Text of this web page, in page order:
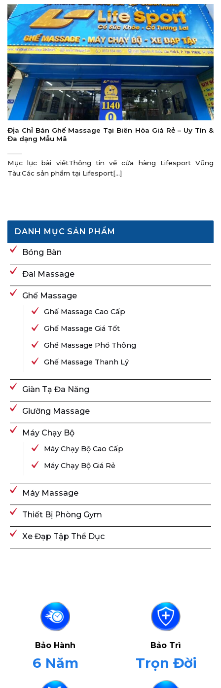
Địa Chỉ Bán Ghế Massage Tại Biên Hòa Giá Rẻ – Uy Tín &
Đa dạng Mẫu Mã
Mục lục bài viếtThông tin về cửa hàng Lifesport Vũng
Tàu:Các sản phẩm tại Lifesport[...]
DANH MỤC SẢN PHẨM
Bóng Bàn
Đai Massage
Ghế Massage
Ghế Massage Cao Cấp
Ghế Massage Giá Tốt
Ghế Massage Phổ Thông
Ghế Massage Thanh Lý
Giàn Tạ Đa Năng
Giường Massage
Máy Chạy Bộ
Máy Chạy Bộ Cao Cấp
Máy Chạy Bộ Giá Rẻ
Máy Massage
Thiết Bị Phòng Gym
Xe Đạp Tập Thể Dục
Bảo Hành
6 Năm
Bảo Trì
Trọn Đời